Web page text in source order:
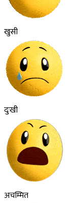
खुसी
दुःखी
अचम्मित